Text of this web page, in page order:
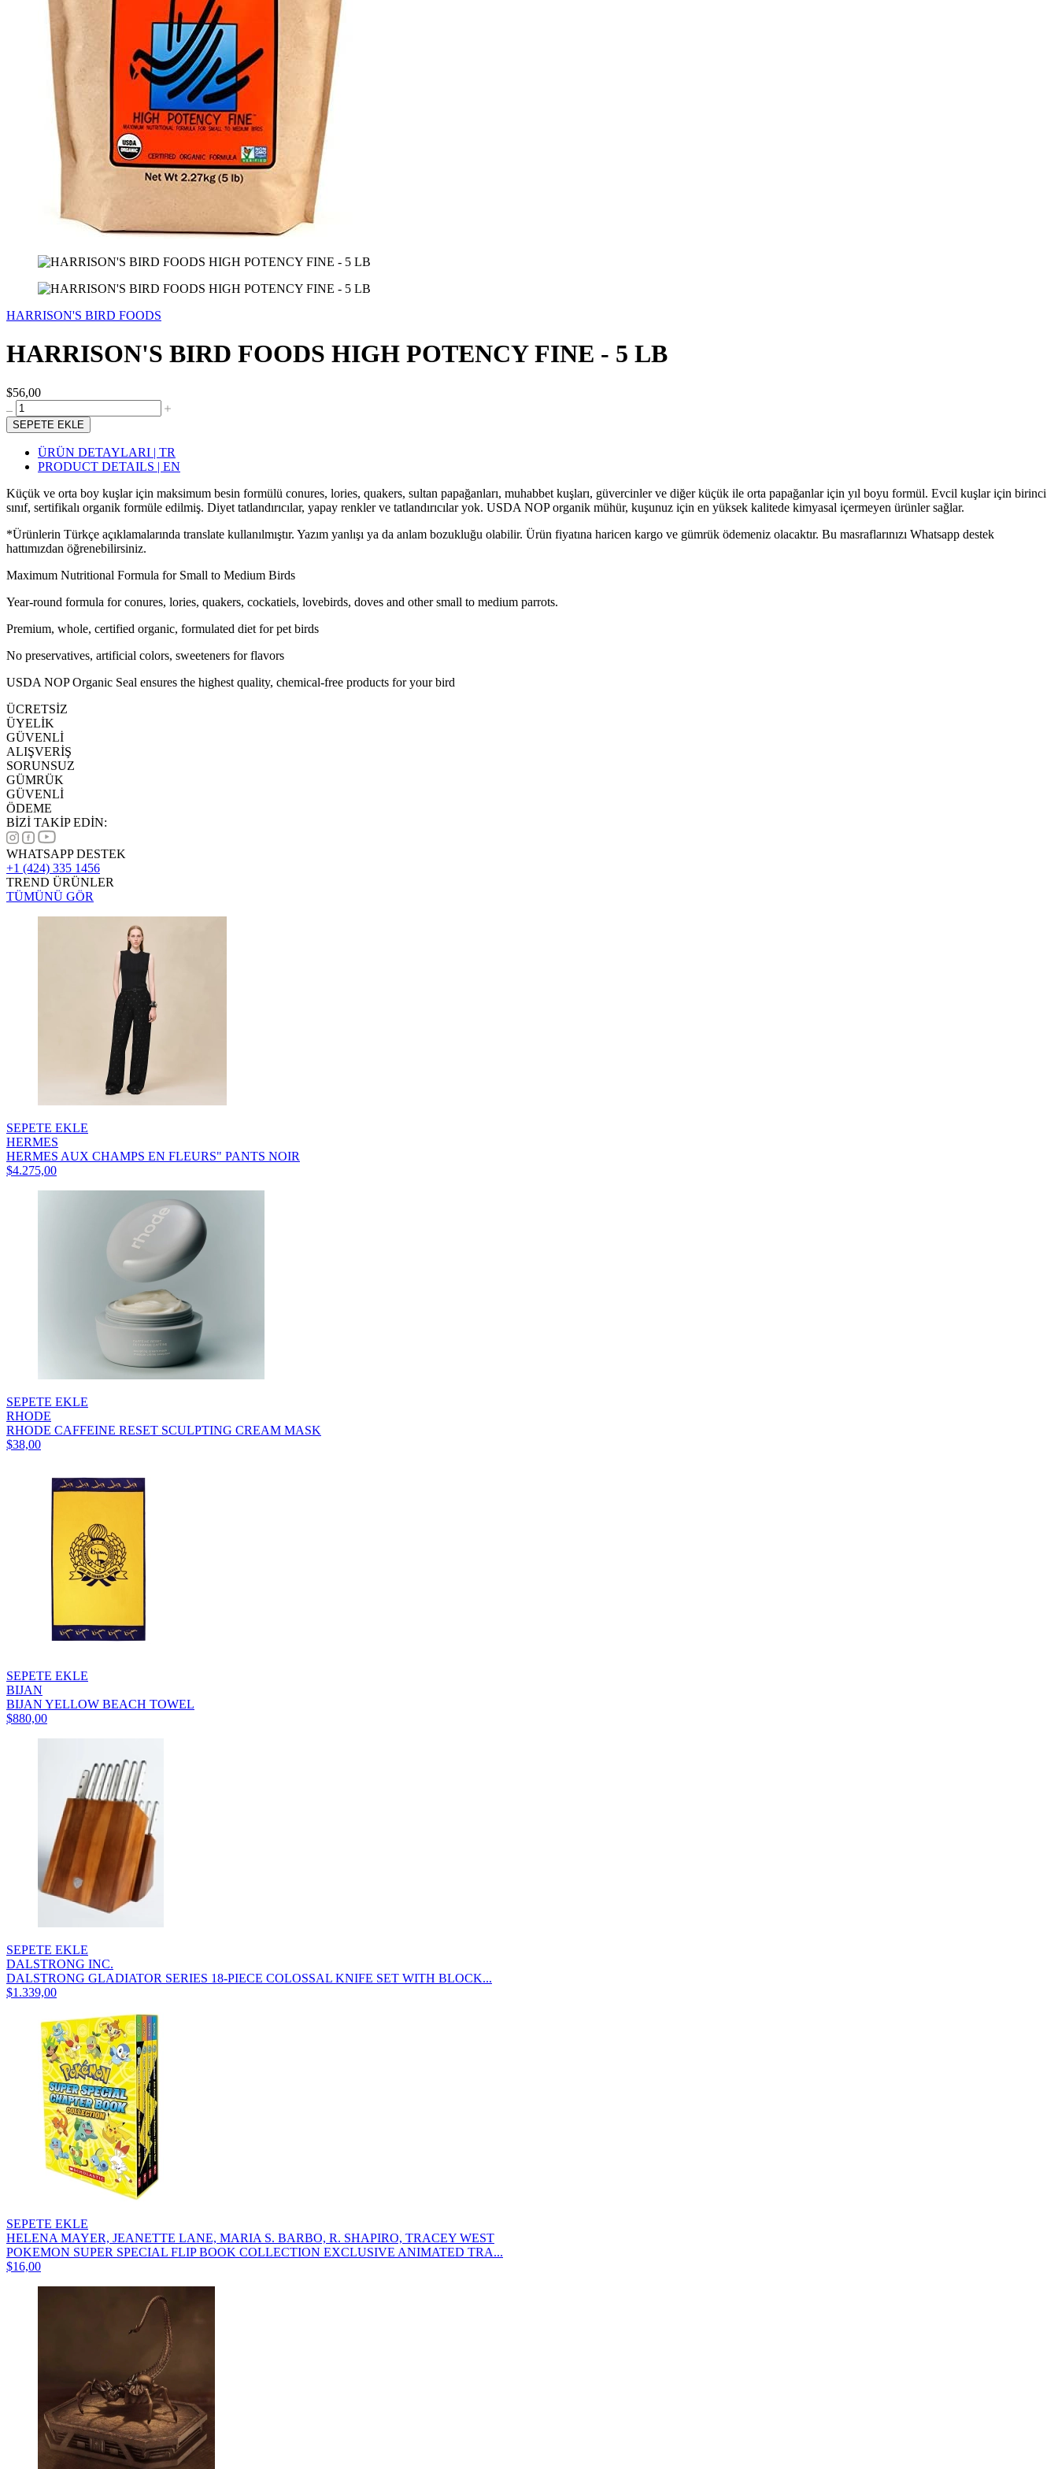
HARRISON'S BIRD FOODS
HARRISON'S BIRD FOODS HIGH POTENCY FINE - 5 LB
$56,00
SEPETE EKLE
ÜRÜN DETAYLARI | TR
PRODUCT DETAILS | EN
Küçük ve orta boy kuşlar için maksimum besin formülü conures, lories, quakers, sultan papağanları, muhabbet kuşları, güvercinler ve diğer küçük ile orta papağanlar için yıl boyu formül. Evcil kuşlar için birinci
sınıf, sertifikalı organik formüle edilmiş. Diyet tatlandırıcılar, yapay renkler ve tatlandırıcılar yok. USDA NOP organik mühür, kuşunuz için en yüksek kalitede kimyasal içermeyen ürünler sağlar.
*Ürünlerin Türkçe açıklamalarında translate kullanılmıştır. Yazım yanlışı ya da anlam bozukluğu olabilir. Ürün fiyatına haricen kargo ve gümrük ödemeniz olacaktır. Bu masraflarınızı Whatsapp destek
hattımızdan öğrenebilirsiniz.
Maximum Nutritional Formula for Small to Medium Birds
Year-round formula for conures, lories, quakers, cockatiels, lovebirds, doves and other small to medium parrots.
Premium, whole, certified organic, formulated diet for pet birds
No preservatives, artificial colors, sweeteners for flavors
USDA NOP Organic Seal ensures the highest quality, chemical-free products for your bird
ÜCRETSİZ
ÜYELİK
GÜVENLİ
ALIŞVERİŞ
SORUNSUZ
GÜMRÜK
GÜVENLİ
ÖDEME
BİZİ TAKİP EDİN:
WHATSAPP DESTEK
+1 (424) 335 1456
TREND ÜRÜNLER
TÜMÜNÜ GÖR
SEPETE EKLE
HERMES
HERMES AUX CHAMPS EN FLEURS" PANTS NOIR
$4.275,00
SEPETE EKLE
RHODE
RHODE CAFFEINE RESET SCULPTING CREAM MASK
$38,00
SEPETE EKLE
BIJAN
BIJAN YELLOW BEACH TOWEL
$880,00
SEPETE EKLE
DALSTRONG INC.
DALSTRONG GLADIATOR SERIES 18-PIECE COLOSSAL KNIFE SET WITH BLOCK...
$1.339,00
SEPETE EKLE
HELENA MAYER, JEANETTE LANE, MARIA S. BARBO, R. SHAPIRO, TRACEY WEST
POKEMON SUPER SPECIAL FLIP BOOK COLLECTION EXCLUSIVE ANIMATED TRA...
$16,00